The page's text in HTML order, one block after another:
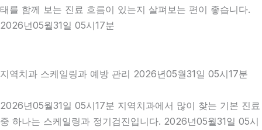
태를 함께 보는 진료 흐름이 있는지 살펴보는 편이 좋습니다.
2026년05월31일 05시17분
지역치과 스케일링과 예방 관리 2026년05월31일 05시17분
2026년05월31일 05시17분 지역치과에서 많이 찾는 기본 진료
중 하나는 스케일링과 정기검진입니다. 2026년05월31일 05시